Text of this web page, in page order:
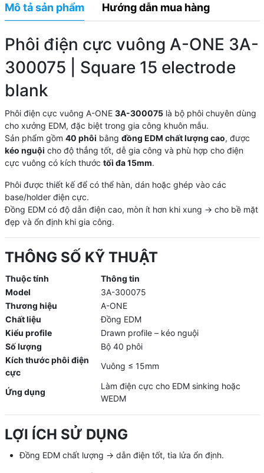
Mô tả sản phẩm Hướng dẫn mua hàng
Phôi điện cực vuông A-ONE 3A-
300075 | Square 15 electrode
blank
Phôi điện cực vuông A-ONE 3A-300075là bộ phôi chuyên dùng
cho xưởng EDM, đặc biệt trong gia công khuôn mẫu.
Sản phẩm gồm 40 phôi bằng đồng EDM chất lượng cao, được
kéo nguội cho độ thẳng tốt, dễ gia công và phù hợp cho điện
cực vuông có kích thước tối đa 15mm.
Phôi được thiết kế để có thể hàn, dán hoặc ghép vào các
base/holder điện cực.
Đồng EDM có độ dẫn điện cao, mòn ít hơn khi xung → cho bề mặt
đẹp và ổn định khi gia công.
THÔNG SỐ KỸ THUẬT
Thuộc tính
Thông tin
Model
3A-300075
Thương hiệu
A-ONE
Chất liệu
Đồng EDM
Kiểu profile
Drawn profile – kéo nguội
Số lượng
Bộ 40 phôi
Kích thước phôi điện
cực
Vuông ≤ 15mm
Ứng dụng
Làm điện cực cho EDM sinking hoặc
WEDM
LỢI ÍCH SỬ DỤNG
Đồng EDM chất lượng → dẫn điện tốt, tia lửa ổn định.